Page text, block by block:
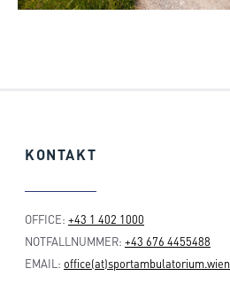
KONTAKT
OFFICE: +43 1 402 1000
NOTFALLNUMMER: +43 676 4455488
EMAIL: office(at)sportambulatorium.wien